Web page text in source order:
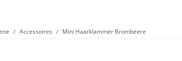
Accessoires Mini Haarklammer Brombeere